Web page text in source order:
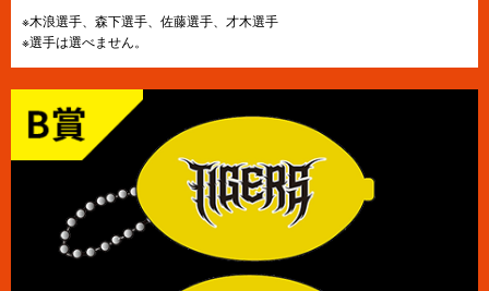
※木浪選手、森下選手、佐藤選手、才木選手
※選手は選べません。